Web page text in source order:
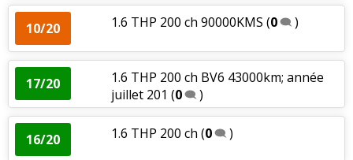
10/20 1.6 THP 200 ch 90000KMS (0 )
17/20
1.6 THP 200 ch BV6 43000km; année
juillet 201 (0 )
16/20 1.6 THP 200 ch (0 )